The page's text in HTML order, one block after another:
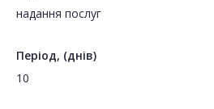
надання послуг
Період, (днів)
10